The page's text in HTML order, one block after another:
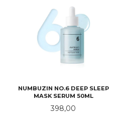
NUMBUZIN NO.6 DEEP SLEEP
MASK SERUM 50ML
Pris
398,00